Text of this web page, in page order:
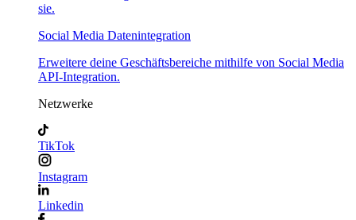
sie.
Social Media Datenintegration
Erweitere deine Geschäftsbereiche mithilfe von Social Media
API-Integration.
Netzwerke
TikTok
Instagram
Linkedin